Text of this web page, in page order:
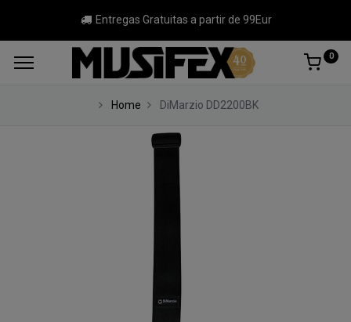
Entregas Gratuitas a partir de 99Eur
0
Home DiMarzio DD2200BK